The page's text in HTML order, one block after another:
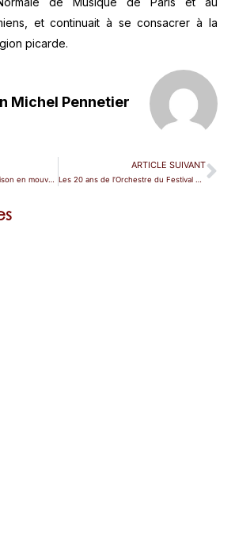
et continuait à se consacrer à la
picarde.
Michel Pennetier
Toulon 2026-27 : une saison en mouvement
ARTICLE SUIVANT
Les 20 ans de l’Orchestre du Festival de Göttingen